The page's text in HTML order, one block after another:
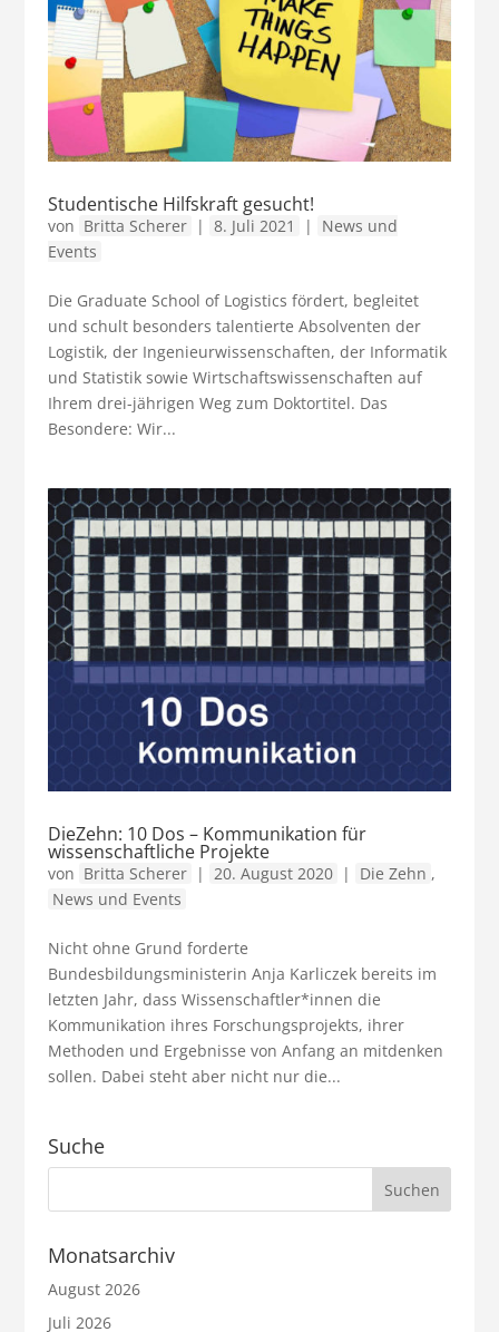
Studentische Hilfskraft gesucht!
von Britta Scherer | 8. Juli 2021 |
News und
Events
Die Graduate School of Logistics fördert, begleitet
und schult besonders talentierte Absolventen der
Logistik, der Ingenieurwissenschaften, der Informatik
und Statistik sowie Wirtschaftswissenschaften auf
Ihrem drei-jährigen Weg zum Doktortitel. Das
Besondere: Wir...
DieZehn: 10 Dos – Kommunikation für
wissenschaftliche Projekte
von Britta Scherer | 20. August 2020 | Die Zehn ,
News und Events
Nicht ohne Grund forderte
Bundesbildungsministerin Anja Karliczek bereits im
letzten Jahr, dass Wissenschaftler*innen die
Kommunikation ihres Forschungsprojekts, ihrer
Methoden und Ergebnisse von Anfang an mitdenken
sollen. Dabei steht aber nicht nur die...
Suche
Monatsarchiv
August 2026
Juli 2026